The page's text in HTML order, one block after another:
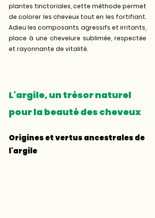
plantes tinctoriales, cette méthode permet
de colorer les cheveux tout en les fortifiant.
Adieu les composants agressifs et irritants,
place à une chevelure sublimée, respectée
et rayonnante de vitalité.
L'argile, un trésor naturel
pour la beauté des cheveux
Origines et vertus ancestrales de
l'argile